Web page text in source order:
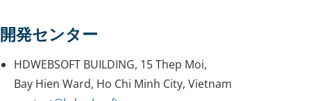
開発センター
HDWEBSOFT BUILDING, 15 Thep Moi,
Bay Hien Ward, Ho Chi Minh City, Vietnam